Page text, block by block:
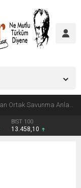
Türkiye, Suudi Arabistan ve Pakistan Ortak Savunma Anlaşması imzaladı
BIST 100
13.458,10